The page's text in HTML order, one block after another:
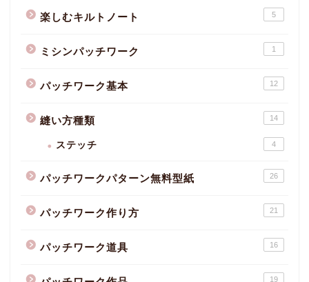
楽しむキルトノート 5
ミシンパッチワーク 1
パッチワーク基本 12
縫い方種類 14
ステッチ 4
パッチワークパターン無料型紙 26
パッチワーク作り方 21
パッチワーク道具 16
19